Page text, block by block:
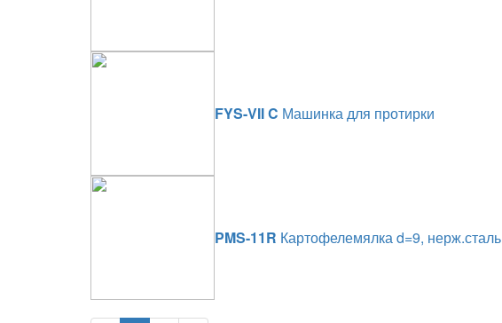
FYS-VII C Машинка для протирки
PMS-11R Картофелемялка d=9, нерж.сталь